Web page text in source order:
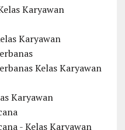
Karyawan
Karyawan
Kelas Karyawan
Karyawan
- Kelas Karyawan